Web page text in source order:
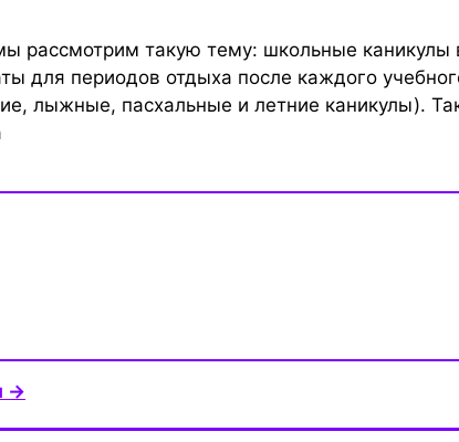
рассмотрим такую тему: школьные
для периодов отдыха после каждого
лыжные, пасхальные и летние каникулы).
→